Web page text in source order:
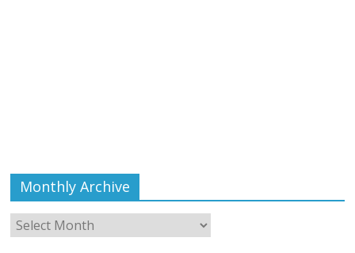
Monthly Archive
Monthly
Archive